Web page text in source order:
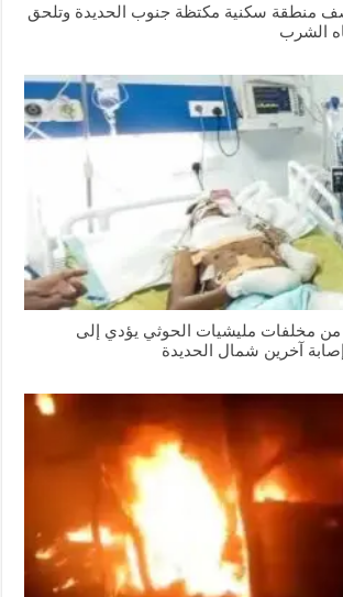
منطقة سكنية مكتظة جنوب الحديدة وتلحق
الشرب
مخلفات مليشيات الحوثي يؤدي إلى
آخرين شمال الحديدة